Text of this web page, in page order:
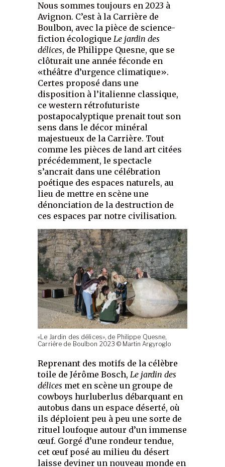
Nous sommes toujours en 2023 à
Avignon. C’est à la Carrière de
Boulbon, avec la pièce de science-
fiction écologiqueLe jardin des
délices, de Philippe Quesne, que se
clôturait une année féconde en
«théâtre d’urgence climatique».
Certes proposé dans une
disposition à l’italienne classique,
ce western rétrofuturiste
postapocalyptique prenait tout son
sens dans le décor minéral
majestueux de la Carrière. Tout
comme les pièces de land art citées
précédemment, le spectacle
s’ancrait dans une célébration
poétique des espaces naturels, au
lieu de mettre en scène une
dénonciation de la destruction de
ces espaces par notre civilisation.
«Le Jardin des délices», de Philippe Quesne,
Carrière de Boulbon 2023 © Martin Argyroglo
Reprenant des motifs de la célèbre
toile de Jérôme Bosch,Le jardin des
délices met en scène un groupe de
cowboys hurluberlus débarquant en
autobus dans un espace déserté, où
ils déploient peu à peu une sorte de
rituel loufoque autour d’un immense
œuf. Gorgé d’une rondeur tendue,
cet œuf posé au milieu du désert
laisse deviner un nouveau monde en